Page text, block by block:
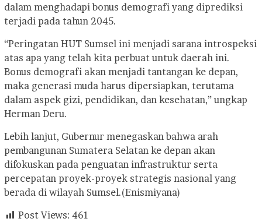
dalam menghadapi bonus demografi yang diprediksi
terjadi pada tahun 2045.
“Peringatan HUT Sumsel ini menjadi sarana introspeksi
atas apa yang telah kita perbuat untuk daerah ini.
Bonus demografi akan menjadi tantangan ke depan,
maka generasi muda harus dipersiapkan, terutama
dalam aspek gizi, pendidikan, dan kesehatan,” ungkap
Herman Deru.
Lebih lanjut, Gubernur menegaskan bahwa arah
pembangunan Sumatera Selatan ke depan akan
difokuskan pada penguatan infrastruktur serta
percepatan proyek-proyek strategis nasional yang
berada di wilayah Sumsel.(Enismiyana)
Post Views: 461